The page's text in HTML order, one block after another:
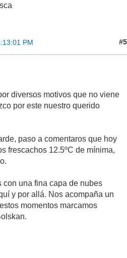
PM #5
diversos motivos que no viene
por este nuestro querido
paso a comentaros que hoy
frescachos 12.5ºC de mínima,
una fina capa de nubes
y por allá. Nos acompaña un
momentos marcamos